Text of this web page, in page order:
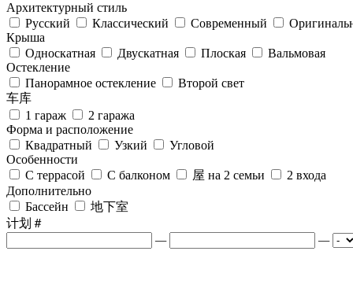
Архитектурный стиль
Русский
Классический Современный
Крыша
Односкатная
Двускатная Плоская
Вальмовая
Остекление
Панорамное остекление
Второй свет
车库
1 гараж
2 гаража
Форма и расположение
Квадратный
Узкий
Угловой
Особенности
С террасой
С балконом 屋 на 2 семьи
2 входа
Дополнительно
Бассейн
地下室
计划＃
—
—